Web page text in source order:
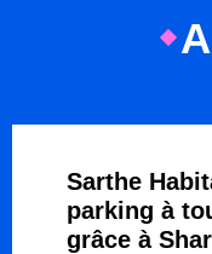
Sarthe
parking à
grâce à